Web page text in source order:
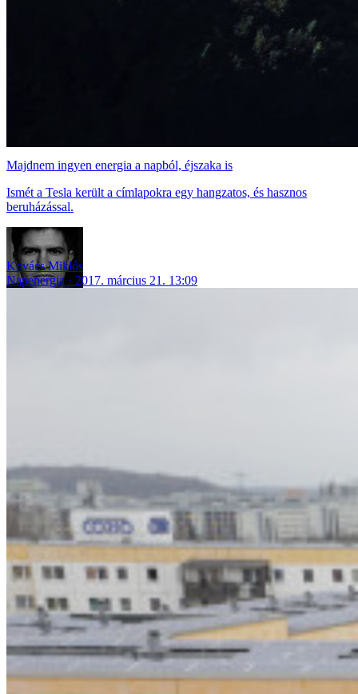
Majdnem ingyen energia a napból, éjszaka is
Ismét a Tesla került a címlapokra egy hangzatos, és hasznos
beruházással.
Kovács Miklós
Napenergia
2017. március 21. 13:09